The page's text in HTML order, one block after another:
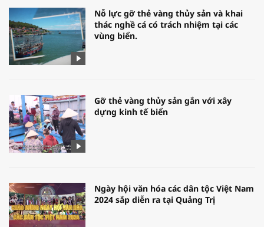
Nỗ lực gỡ thẻ vàng thủy sản và khai
thác nghề cá có trách nhiệm tại các
vùng biển.
Gỡ thẻ vàng thủy sản gắn với xây
dựng kinh tế biển
Ngày hội văn hóa các dân tộc Việt Nam
2024 sắp diễn ra tại Quảng Trị